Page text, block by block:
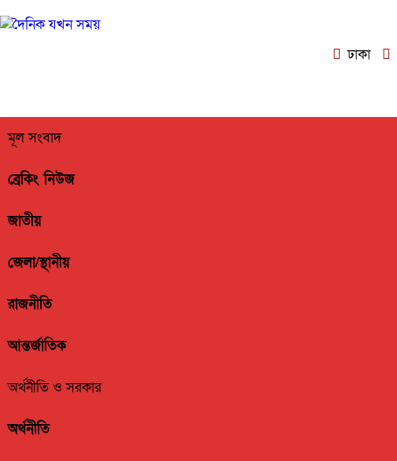
ঢাকা
মূল সংবাদ
ব্রেকিং নিউজ
জাতীয়
জেলা/স্থানীয়
রাজনীতি
আন্তর্জাতিক
অর্থনীতি ও সরকার
অর্থনীতি